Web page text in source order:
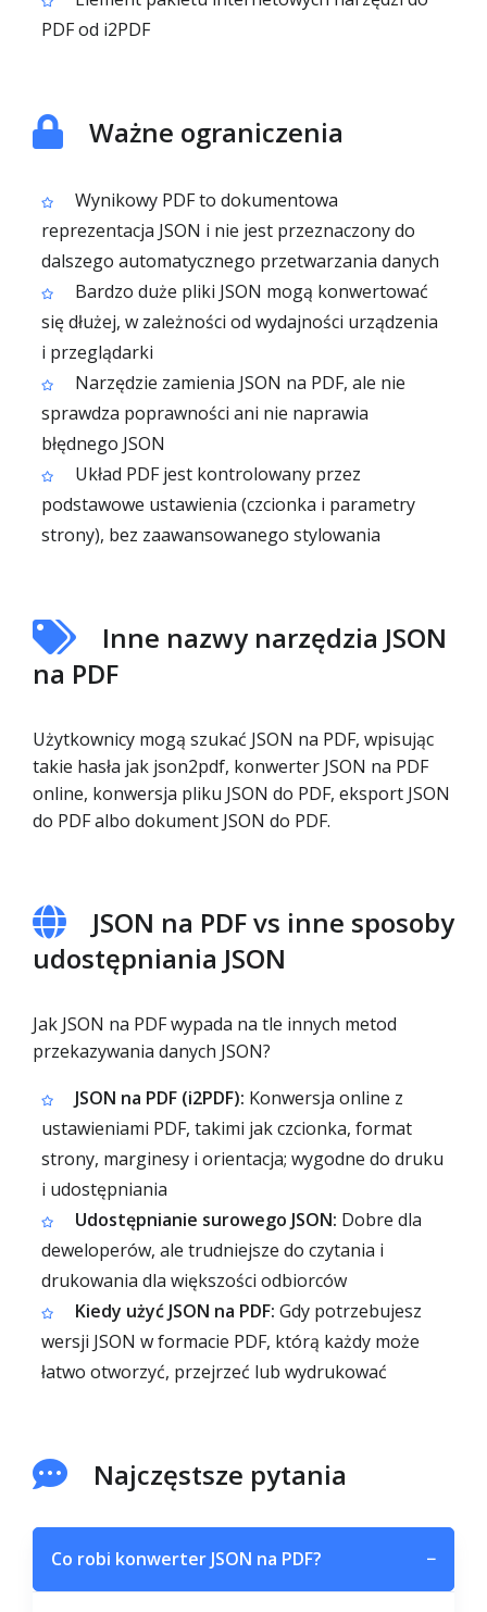
PDF od i2PDF
Ważne ograniczenia
Wynikowy PDF to dokumentowa
reprezentacja JSON i nie jest przeznaczony do
dalszego automatycznego przetwarzania danych
Bardzo duże pliki JSON mogą konwertować
się dłużej, w zależności od wydajności urządzenia
i przeglądarki
Narzędzie zamienia JSON na PDF, ale nie
sprawdza poprawności ani nie naprawia
błędnego JSON
Układ PDF jest kontrolowany przez
podstawowe ustawienia (czcionka i parametry
strony), bez zaawansowanego stylowania
Inne nazwy narzędzia JSON
na PDF
Użytkownicy mogą szukać JSON na PDF, wpisując
takie hasła jak json2pdf, konwerter JSON na PDF
online, konwersja pliku JSON do PDF, eksport JSON
do PDF albo dokument JSON do PDF.
JSON na PDF vs inne sposoby
udostępniania JSON
Jak JSON na PDF wypada na tle innych metod
przekazywania danych JSON?
JSON na PDF (i2PDF): Konwersja online z
ustawieniami PDF, takimi jak czcionka, format
strony, marginesy i orientacja; wygodne do druku
i udostępniania
Udostępnianie surowego JSON: Dobre dla
deweloperów, ale trudniejsze do czytania i
drukowania dla większości odbiorców
Kiedy użyć JSON na PDF: Gdy potrzebujesz
wersji JSON w formacie PDF, którą każdy może
łatwo otworzyć, przejrzeć lub wydrukować
Najczęstsze pytania
Co robi konwerter JSON na PDF? −